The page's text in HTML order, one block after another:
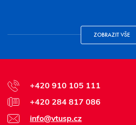
ZOBRAZIT VŠE
+420 910 105 111
+420 284 817 086
info@vtusp.cz